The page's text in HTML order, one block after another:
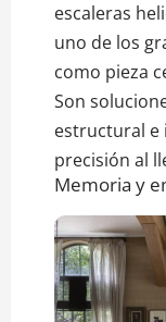
escaleras
uno de los
como pieza
Son
estructural e
precisión al
Memoria y